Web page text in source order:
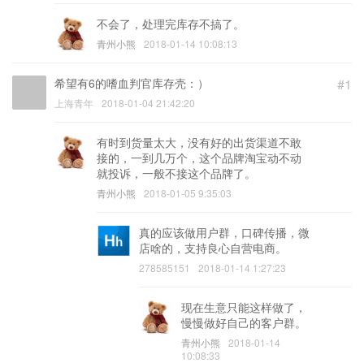
不会了，处理完库存不搞了。
青州小熊 2018-01-14 10:08:13
#1
希望有6的嗜血判官库存壳：）
上海青年 2018-01-04 21:42:20
有时到货量太大，没有好的出货渠道不敢
接的，一到几万个，这个品牌淘宝动不动
就投诉，一般不接这个品牌了。
青州小熊 2018-01-05 9:35:03
真的应该做用户群，口碑传播，微
店啥的，支持良心自营电商。
278585151 2018-01-14 1:27:23
现在生意只能这样做了，
慢慢做好自己的客户群。
青州小熊
2018-01-14
10:08:33